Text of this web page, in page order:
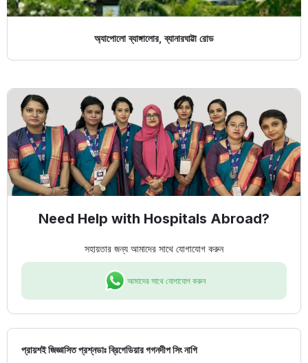
অ্যাপোলো ব্যাঙ্গালোর, ব্যানারঘাট্টা রোড
Need Help with Hospitals Abroad?
সহায়তার জন্য আমাদের সাথে যোগাযোগ করুন
আমাদের সাথে যোগাযোগ করুন
প্রায়শই জিজ্ঞাসিত প্রশ্নডাঃ ব্রিগেডিয়ার গগনদীপ সিং নাগি